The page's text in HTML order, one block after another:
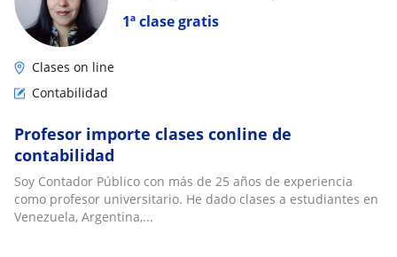
1ª clase gratis
Clases on line
Contabilidad
Profesor importe clases conline de
contabilidad
Soy Contador Público con más de 25 años de experiencia
como profesor universitario. He dado clases a estudiantes en
Venezuela, Argentina,...